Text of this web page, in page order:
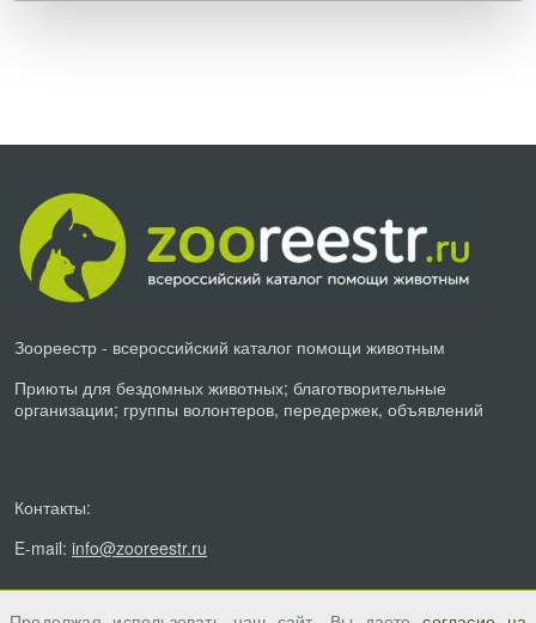
Зоореестр - всероссийский каталог помощи животным
Приюты для бездомных животных; благотворительные
организации; группы волонтеров, передержек, объявлений
Контакты:
E-mail: info@zooreestr.ru